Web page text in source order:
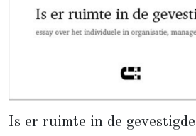
Is er ruimte in de